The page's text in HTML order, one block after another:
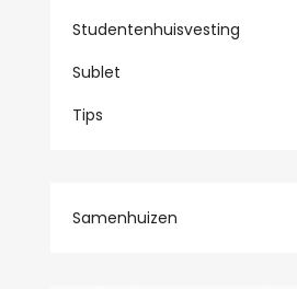
Studentenhuisvesting
Sublet
Tips
Samenhuizen